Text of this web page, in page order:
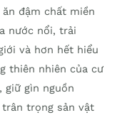
đậm chất miền
nước nổi, trải
và hơn hết hiểu
thiên nhiên của cư
giữ gìn nguồn
trọng sản vật